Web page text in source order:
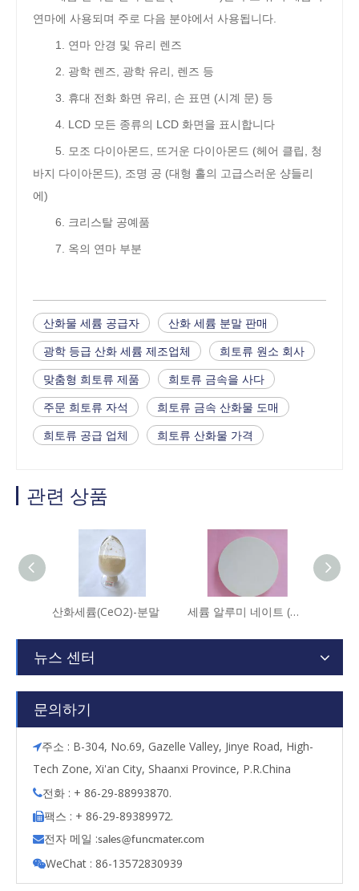
연마에 사용되며 주로 다음 분야에서 사용됩니다.
1. 연마 안경 및 유리 렌즈
2. 광학 렌즈, 광학 유리, 렌즈 등
3. 휴대 전화 화면 유리, 손 표면 (시계 문) 등
4. LCD 모든 종류의 LCD 화면을 표시합니다
5. 모조 다이아몬드, 뜨거운 다이아몬드 (헤어 클립, 청
바지 다이아몬드), 조명 공 (대형 홀의 고급스러운 샹들리
에)
6. 크리스탈 공예품
7. 옥의 연마 부분
산화물 세륨 공급자
산화 세륨 분말 판매
광학 등급 산화 세륨 제조업체
희토류 원소 회사
맞춤형 희토류 제품
희토류 금속을 사다
주문 희토류 자석
희토류 금속 산화물 도매
희토류 공급 업체
희토류 산화물 가격
관련 상품
산화세륨(CeO2)-분말 세륨 알루미 네이트 (알루미늄 산화물) (CeAlO3) - 초본 표적
뉴스 센터
문의하기
주소 : B-304, No.69, Gazelle Valley, Jinye Road, High-
Tech Zone, Xi'an City, Shaanxi Province, P.R.China
전화 : + 86-29-88993870.
팩스 : + 86-29-89389972.
전자 메일 :sales@funcmater.com
WeChat : 86-13572830939